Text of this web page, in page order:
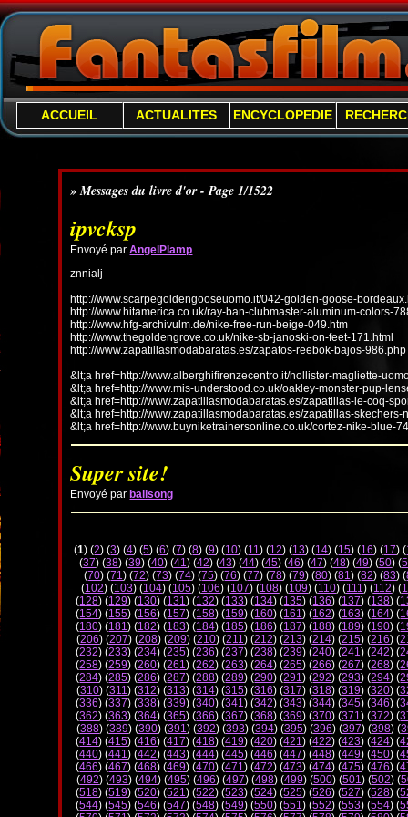
ACCUEIL ACTUALITES ENCYCLOPEDIE
» Messages du livre d'or - Page 1/1522
ipvcksp
Envoyé parAngelPlamp
znnialj
http://www.scarpegoldengooseuomo.it/042-golden-goose-
http://www.hitamerica.co.uk/ray-ban-clubmaster-aluminum-colors-
http://www.hfg-archivulm.de/nike-free-run-beige-049.htm
http://www.thegoldengrove.co.uk/nike-sb-janoski-on-feet-171.html
http://www.zapatillasmodabaratas.es/zapatos-reebok-bajos-986.php
&lt;a href=http://www.alberghifirenzecentro.it/hollister-magliette-
&lt;a href=http://www.mis-understood.co.uk/oakley-monster-pup-
&lt;a href=http://www.zapatillasmodabaratas.es/zapatillas-le-coq-
&lt;a href=http://www.zapatillasmodabaratas.es/zapatillas-
&lt;a href=http://www.buyniketrainersonline.co.uk/cortez-nike-blue-
Super site!
Envoyé par balisong
(1) (2) (3) (4) (5) (6) (7) (8) (9) (10) (11) (12) (13) (14) (15) (16) (17) (
(37) (38) (39) (40) (41) (42) (43) (44) (45) (46) (47) (48) (49) (50) (
(70) (71) (72) (73) (74) (75) (76) (77) (78) (79) (80) (81) (82) (83) (
(102) (103) (104) (105) (106) (107) (108) (109) (110) (111) (112) (
(128) (129) (130) (131) (132) (133) (134) (135) (136) (137) (138) (
(154) (155) (156) (157) (158) (159) (160) (161) (162) (163) (164) (
(180) (181) (182) (183) (184) (185) (186) (187) (188) (189) (190) (
(206) (207) (208) (209) (210) (211) (212) (213) (214) (215) (216) (
(232) (233) (234) (235) (236) (237) (238) (239) (240) (241) (242) (
(258) (259) (260) (261) (262) (263) (264) (265) (266) (267) (268) (
(284) (285) (286) (287) (288) (289) (290) (291) (292) (293) (294) (
(310) (311) (312) (313) (314) (315) (316) (317) (318) (319) (320) (
(336) (337) (338) (339) (340) (341) (342) (343) (344) (345) (346) (
(362) (363) (364) (365) (366) (367) (368) (369) (370) (371) (372) (
(388) (389) (390) (391) (392) (393) (394) (395) (396) (397) (398) (
(414) (415) (416) (417) (418) (419) (420) (421) (422) (423) (424) (
(440) (441) (442) (443) (444) (445) (446) (447) (448) (449) (450) (
(466) (467) (468) (469) (470) (471) (472) (473) (474) (475) (476) (
(492) (493) (494) (495) (496) (497) (498) (499) (500) (501) (502) (
(518) (519) (520) (521) (522) (523) (524) (525) (526) (527) (528) (
(544) (545) (546) (547) (548) (549) (550) (551) (552) (553) (554) (